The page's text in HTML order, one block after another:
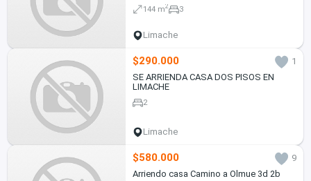
144 m2 3
Limache
$290.000
1
SE ARRIENDA CASA DOS PISOS EN
LIMACHE
2
Limache
$580.000
9
Arriendo casa Camino a Olmue 3d 2b